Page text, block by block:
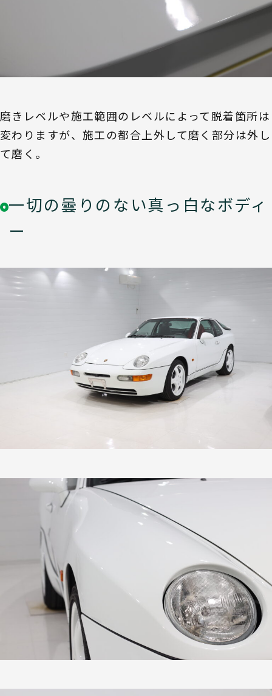
磨きレベルや施工範囲のレベルによって脱着箇所は
変わりますが、施工の都合上外して磨く部分は外し
て磨く。
一切の曇りのない真っ白なボディ
ー